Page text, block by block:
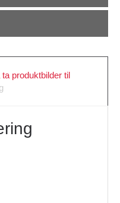
ta produktbilder til